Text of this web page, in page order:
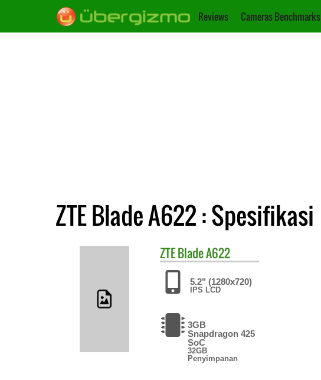
Reviews Cameras Benchmarks
ZTE Blade A622 : Spesifikasi
ZTEBlade A622
5.2" (1280x720)
IPS LCD
3GB
Snapdragon 425
SoC
32GB
Penyimpanan